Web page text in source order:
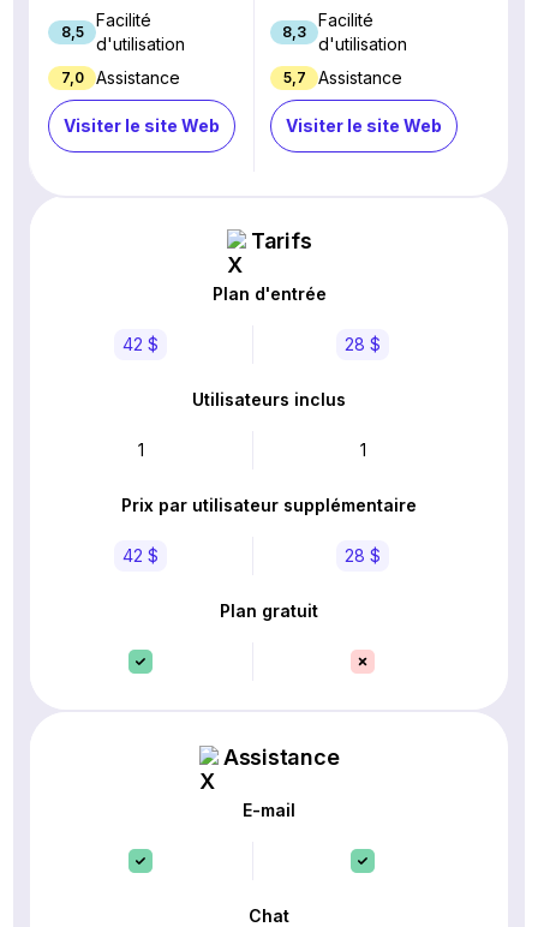
8,5
Facilité
d'utilisation
7,0 Assistance
Visiter le site Web
8,3
Facilité
d'utilisation
5,7 Assistance
Visiter le site Web
Tarifs
Plan d'entrée
42 $ 28 $
Utilisateurs inclus
1 1
Prix par utilisateur supplémentaire
42 $ 28 $
Plan gratuit
Assistance
E-mail
Chat